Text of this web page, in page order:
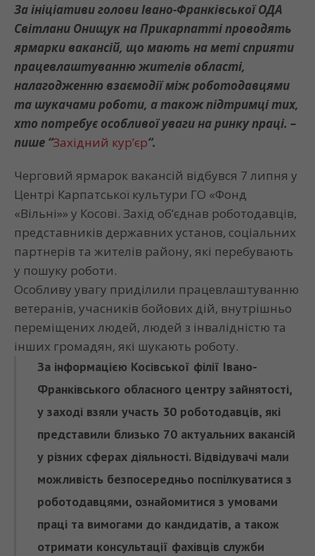
За ініціативи голови Івано-Франківської ОДА
Світлани Онищук на Прикарпатті проводять
ярмарки вакансій, що мають на меті сприяти
працевлаштуванню жителів області,
налагодженню взаємодії між роботодавцями
та шукачами роботи, а також підтримці тих,
хто потребує особливої уваги на ринку праці. –
пише “Західний кур’єр“.
Черговий ярмарок вакансій відбувся 7 липня у
Центрі Карпатської культури ГО «Фонд
«Вільні»» у Косові. Захід об’єднав роботодавців,
представників державних установ, соціальних
партнерів та жителів району, які перебувають
у пошуку роботи.
Особливу увагу приділили працевлаштуванню
ветеранів, учасників бойових дій, внутрішньо
переміщених людей, людей з інвалідністю та
інших громадян, які шукають роботу.
За інформацією Косівської філії Івано-
Франківського обласного центру зайнятості,
у заході взяли участь 30 роботодавців, які
представили близько 70 актуальних вакансій
у різних сферах діяльності. Відвідувачі мали
можливість безпосередньо поспілкуватися з
роботодавцями, ознайомитися з умовами
праці та вимогами до кандидатів, а також
отримати консультації фахівців служби